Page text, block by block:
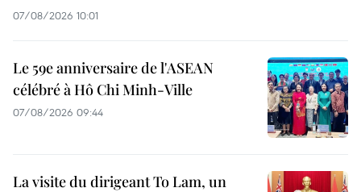
07/08/2026 10:01
Le 59e anniversaire de l'ASEAN
célébré à Hô Chi Minh-Ville
07/08/2026 09:44
La visite du dirigeant To Lam, un